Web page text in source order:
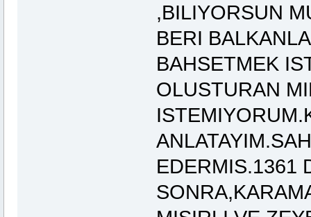
,BILIYORSUN
BERI
BAHSETMEK
OLUSTURAN
EDERMIS.1361